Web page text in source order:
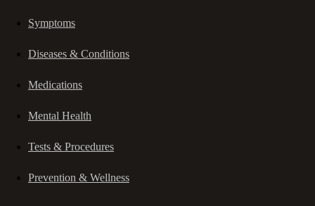
Symptoms
Diseases & Conditions
Medications
Mental Health
Tests & Procedures
Prevention & Wellness